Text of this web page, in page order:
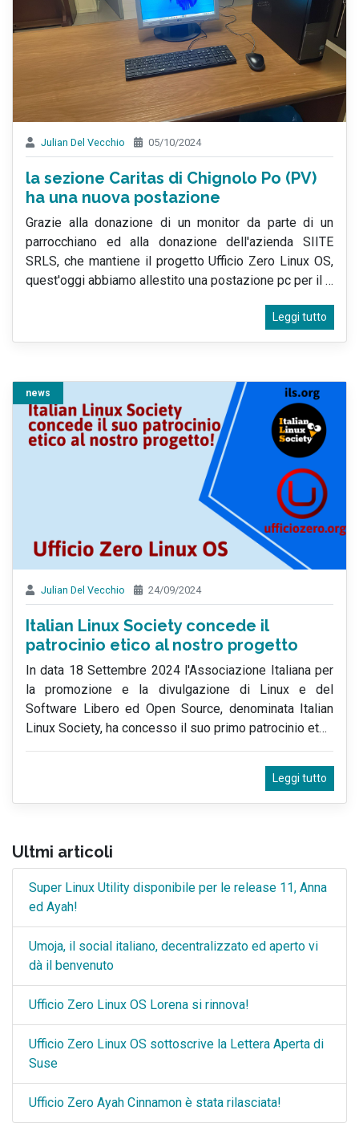
Julian Del Vecchio 05/10/2024
la sezione Caritas di Chignolo Po (PV)
ha una nuova postazione
Grazie alla donazione di un monitor da parte di un
parrocchiano ed alla donazione dell'azienda SIITE
SRLS, che mantiene il progetto Ufficio Zero Linux OS,
quest'oggi abbiamo allestito una postazione pc per il …
Leggi tutto
news
Julian Del Vecchio 24/09/2024
Italian Linux Society concede il
patrocinio etico al nostro progetto
In data 18 Settembre 2024 l'Associazione Italiana per
la promozione e la divulgazione di Linux e del
Software Libero ed Open Source, denominata Italian
Linux Society, ha concesso il suo primo patrocinio et…
Leggi tutto
Ultmi articoli
Super Linux Utility disponibile per le release 11, Anna
ed Ayah!
Umoja, il social italiano, decentralizzato ed aperto vi
dà il benvenuto
Ufficio Zero Linux OS Lorena si rinnova!
Ufficio Zero Linux OS sottoscrive la Lettera Aperta di
Suse
Ufficio Zero Ayah Cinnamon è stata rilasciata!